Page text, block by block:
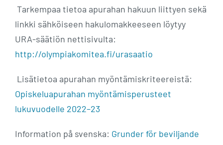
Tarkempaa tietoa apurahan hakuun liittyen sekä
linkki sähköiseen hakulomakkeeseen löytyy
URA-säätiön nettisivulta:
http://olympiakomitea.fi/urasaatio
Lisätietoa apurahan myöntämiskriteereistä:
Opiskeluapurahan myöntämisperusteet
lukuvuodelle 2022–23
Information på svenska: Grunder för beviljande